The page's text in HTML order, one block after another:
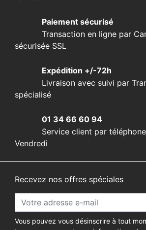
Paiement sécurisé
Transaction en ligne par
sécurisée SSL
Expédition +/-72h
Livraison avec suivi par
spécialisé
01 34 66 60 94
Service client par
Vendredi
Recevez nos offres spéciales
Vous pouvez vous désinscrire à tout